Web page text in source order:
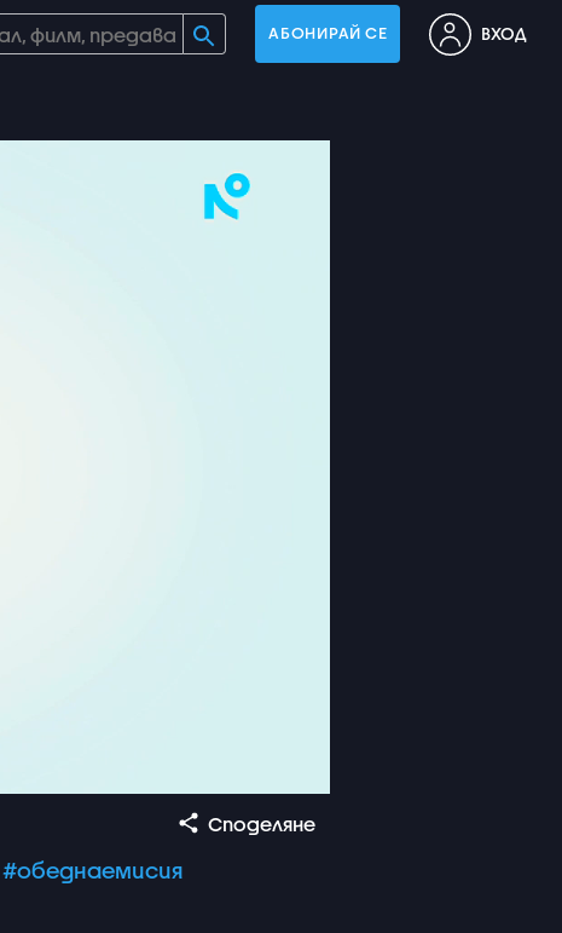
АБОНИРАЙ СЕ ВХОД
Споделяне
#обеднаемисия